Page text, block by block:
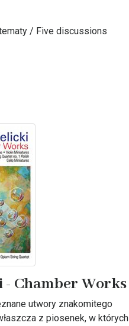
/ Five discussions
Chamber Works
utwory znakomitego
z piosenek, w których